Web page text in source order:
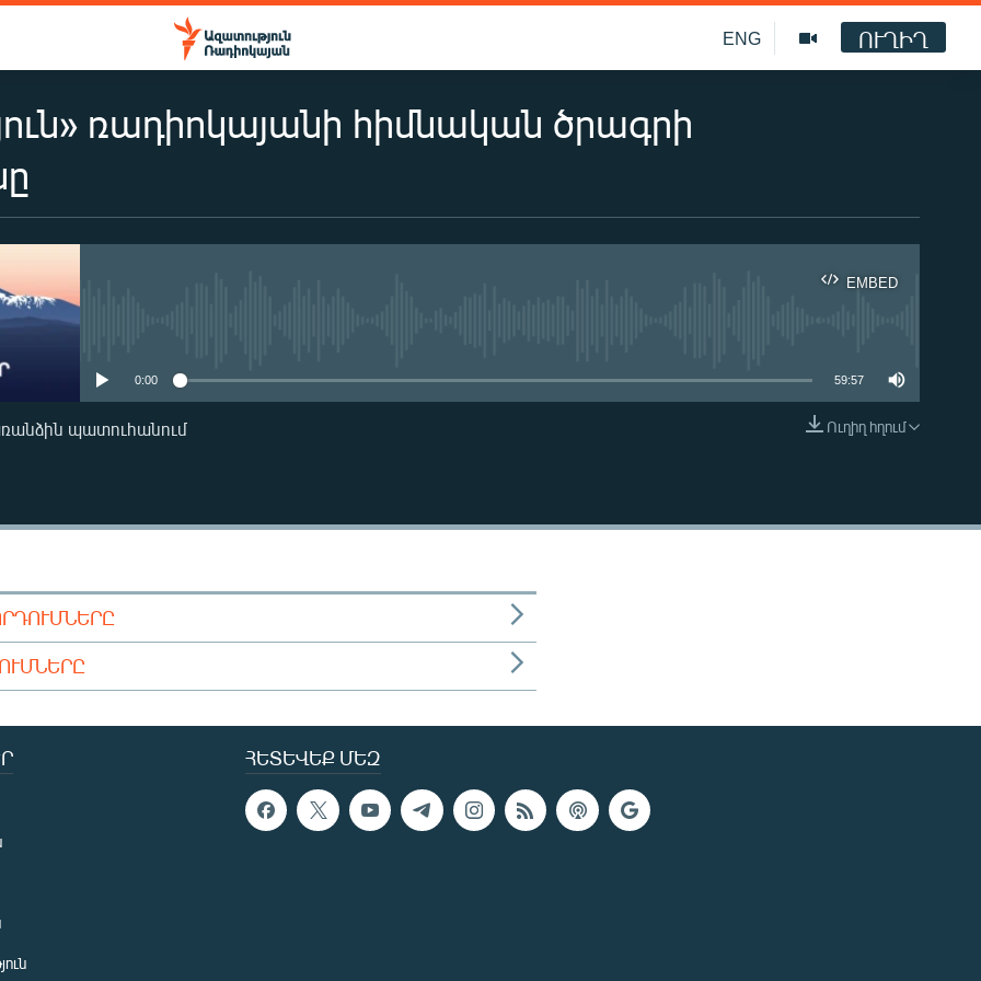
ENG ՈՒՂԻՂ
ռադիոկայանի հիմնական ծրագրի
EMBED
EMBED
0:00 59:57
Ուղիղ հղում
պատուհանում
ՀԵՏԵՎԵՔ ՄԵԶ